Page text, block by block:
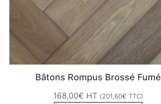
Bâtons Rompus Brossé Fumé
168,00€ HT (201,60€ TTC)